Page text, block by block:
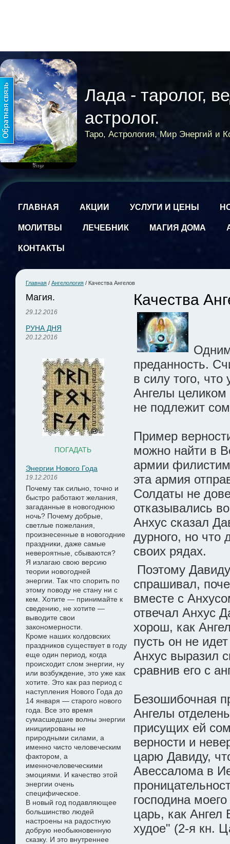
Лада - таролог,
астролог.
Таро, Астрология, Мир Энергий и
ГЛАВНАЯ АКЦИИ УСЛУГИ И ЦЕНЫ
МОЛИТВЫ ЛЕЧЕБНИК МАГИЯ ДОМА
КОНТАКТЫ
Главная / Ангелология / Качества Ангелов
Магия.
29.12.2016
РУНА ДНЯ
20.12.2016
ПОГАДАТЬ
Энергии Нового Года
19.12.2016
Почему так сильно, точно и
быстро работают желания,
загаданные в новогоднюю
ночь? Почему добрые,
светлые пожелания,
произнесенные в новогодние
праздники, даже самые
невероятные, сбываются?
Я излагаю свою версию
теории новогодней
энергии. Так что спорить по
этому поводу не стану ни с
кем. Хотите — принимайте к
сведению, не хотите —
выводите свои
закономерности.
Кроме наших колдовских
праздников существует в году
еще один период, когда
происходит слом энергии, ну
или возбуждение, это уже как
хотите. Это как раз период с
наступления Нового Года до
14 января — старого нового
года. Все это время
сумасшедшие волны энергии
инициированы не
природными силами, а
именно чисто человеческим
фактором, а
именночеловеческими
эмоциями. И качество этой
энергии очень
специфическое.
В новый год подавляющее
большинство людей
настроены на радостную
добрую необыкновенную
сказку. И это внутреннее
Качества
преданность.
в силу того, что
Ангелы целиком
не подлежит
Пример
можно найти в
армии
эта армия
Солдаты не
отказывались
Анхус сказал
дурного, но что
своих рядах.
Поэтому
спрашивал,
вместе с
отвечал Анхус
хорош, как
пусть он не
Анхус выразил
сравнив его с
Безошибочная
Ангелы
присущих ей
верности и
царю Давиду,
Авессалома в
господина
царь, как
худое" (2-я кн.